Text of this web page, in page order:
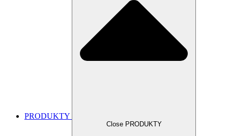
PRODUKTY
Close PRODUKTY